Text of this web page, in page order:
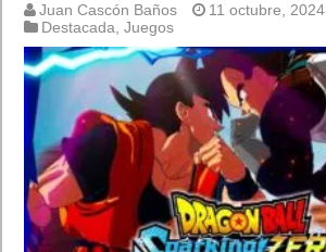
Juan Cascón Baños
11 octubre, 2024
Destacada ,Juegos